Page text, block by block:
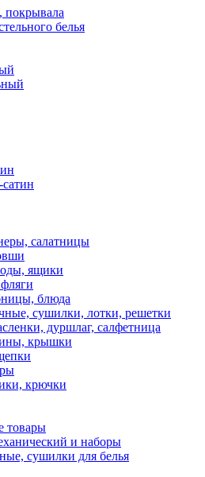
покрывала
белья
салатницы
ящики
блюда
сушилки, лотки, решетки
дуршлаг, салфетница
крышки
крючки
товары
и наборы
сушилки для белья